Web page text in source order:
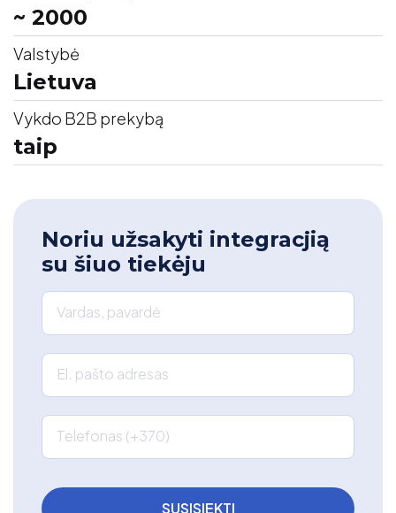
~ 2000
Valstybė
Lietuva
Vykdo B2B prekybą
taip
Noriu užsakyti integracjią
su šiuo tiekėju
Vardas, pavardė
El. pašto adresas
Telefonas (+370)